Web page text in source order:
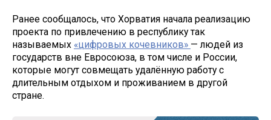
Ранее сообщалось, что Хорватия начала реализацию
проекта по привлечению в республику так
называемых «цифровых кочевников» — людей из
государств вне Евросоюза, в том числе и России,
которые могут совмещать удалённую работу с
длительным отдыхом и проживанием в другой
стране.